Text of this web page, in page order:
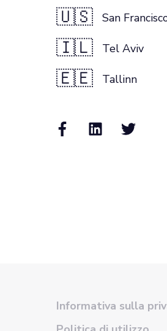
🇺🇸 San
🇮🇱 Tel Aviv
🇪🇪 Tallinn
Informativa sulla